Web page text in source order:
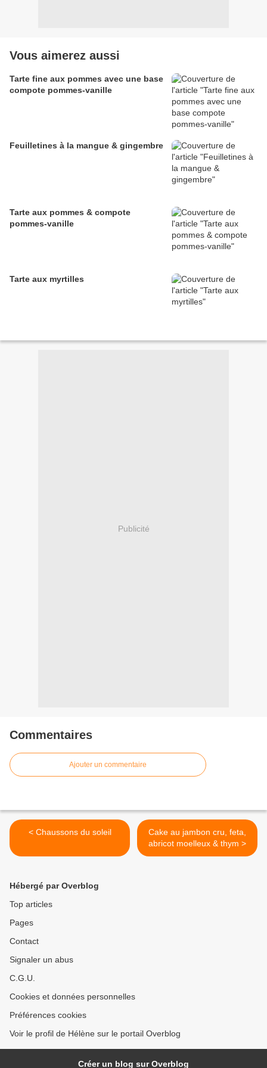
Vous aimerez aussi
Tarte fine aux pommes avec une base
compote pommes-vanille
Feuilletines à la mangue & gingembre
Tarte aux pommes & compote
pommes-vanille
Tarte aux myrtilles
Publicité
Commentaires
Ajouter un commentaire
< Chaussons du soleil
Cake au jambon cru, feta,
abricot moelleux & thym >
Hébergé par Overblog
Top articles
Pages
Contact
Signaler un abus
C.G.U.
Cookies et données personnelles
Préférences cookies
Voir le profil de Hélène sur le portail Overblog
Créer un blog sur Overblog